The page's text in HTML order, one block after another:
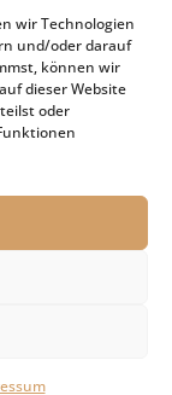
wir Technologien
und/oder darauf
können wir
dieser Website
oder
die